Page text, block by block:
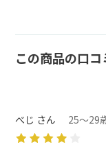
この商品の口コ
べじ さん 25～29